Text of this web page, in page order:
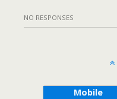
NO RESPONSES
Mobile